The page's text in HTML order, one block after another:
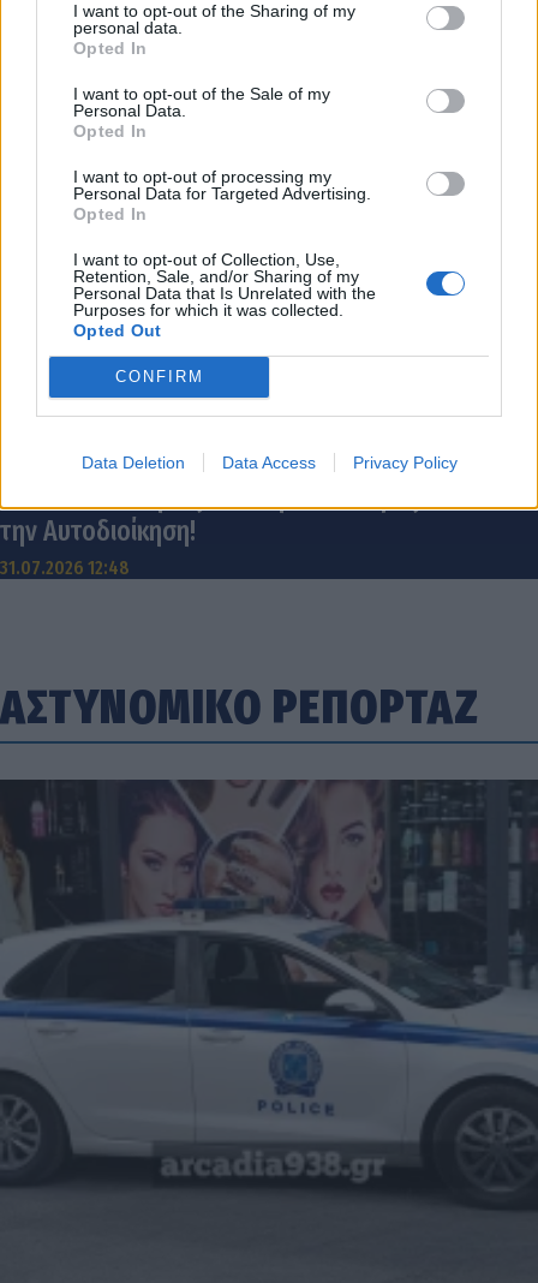
I want to opt-out of the Sharing of my
personal data.
Opted In
I want to opt-out of the Sale of my
Personal Data.
Opted In
I want to opt-out of processing my
Personal Data for Targeted Advertising.
Opted In
I want to opt-out of Collection, Use,
Retention, Sale, and/or Sharing of my
Personal Data that Is Unrelated with the
Purposes for which it was collected.
Opted Out
CONFIRM
Data Deletion Data Access Privacy Policy
Νέα Πελοπόννησος: Ο «Μητσοτακισμός» διαλύει
την Αυτοδιοίκηση!
31.07.2026 12:48
ΑΣΤΥΝΟΜΙΚΟ ΡΕΠΟΡΤΑΖ